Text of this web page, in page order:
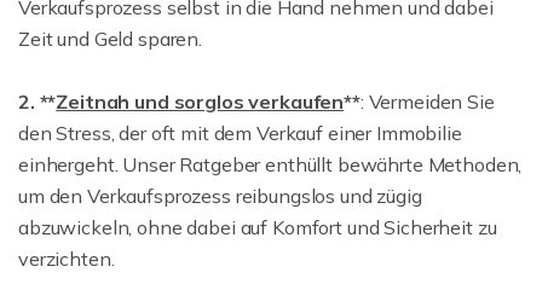
Verkaufsprozess selbst in die Hand nehmen und dabei
Zeit und Geld sparen.
2. **Zeitnah und sorglos verkaufen**: Vermeiden Sie
den Stress, der oft mit dem Verkauf einer Immobilie
einhergeht. Unser Ratgeber enthüllt bewährte Methoden,
um den Verkaufsprozess reibungslos und zügig
abzuwickeln, ohne dabei auf Komfort und Sicherheit zu
verzichten.